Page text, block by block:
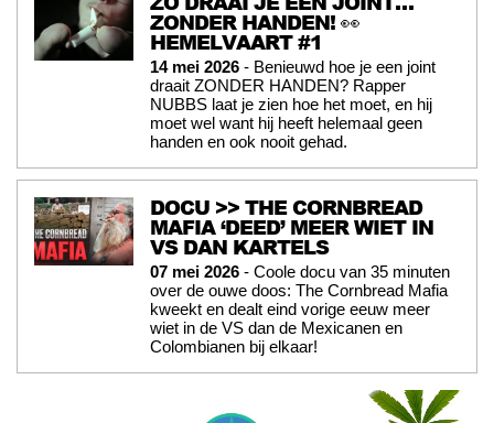
ZONDER HANDEN! 👀
HEMELVAART #1
14 mei 2026 - Benieuwd hoe je een joint
draait ZONDER HANDEN? Rapper
NUBBS laat je zien hoe het moet, en hij
moet wel want hij heeft helemaal geen
handen en ook nooit gehad.
DOCU >> THE CORNBREAD
MAFIA ‘DEED’ MEER WIET IN
VS DAN KARTELS
07 mei 2026 - Coole docu van 35 minuten
over de ouwe doos: The Cornbread Mafia
kweekt en dealt eind vorige eeuw meer
wiet in de VS dan de Mexicanen en
Colombianen bij elkaar!